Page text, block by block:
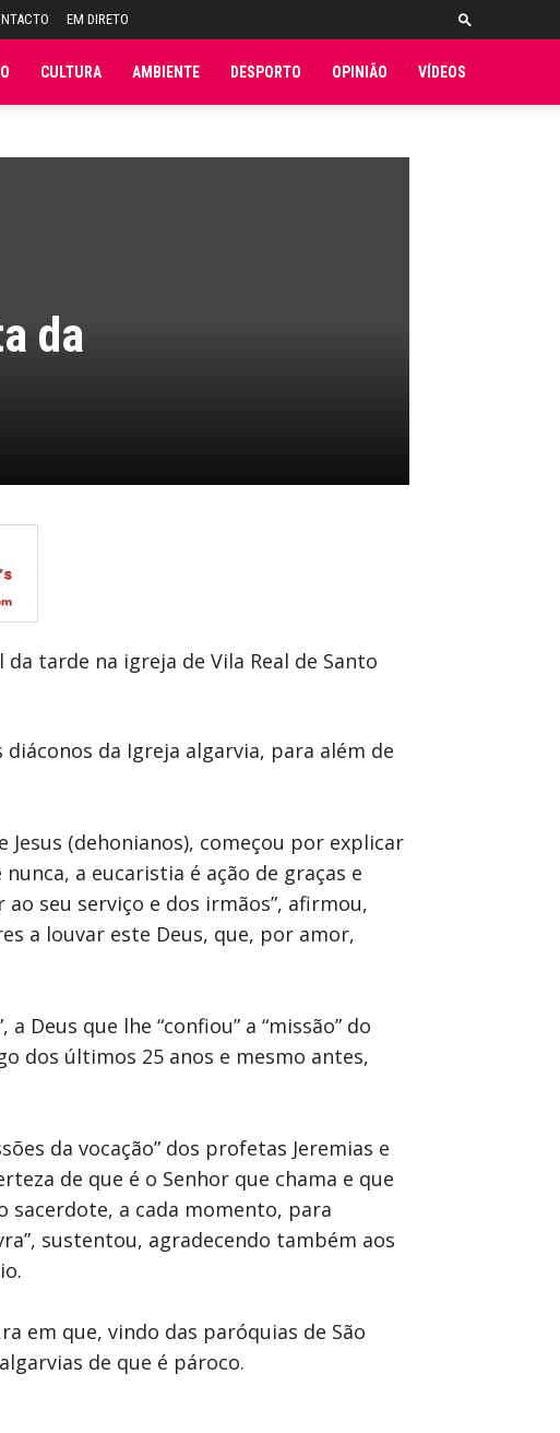
EM DIRETO
CULTURA AMBIENTE DESPORTO OPINIÃO VÍDEOS
da
tarde na igreja de Vila Real de Santo
da Igreja algarvia, para além de
Jesus (dehonianos), começou por explicar
a eucaristia é ação de graças e
seu serviço e dos irmãos”, afirmou,
a louvar este Deus, que, por amor,
Deus que lhe “confiou” a “missão” do
dos últimos 25 anos e mesmo antes,
da vocação” dos profetas Jeremias e
de que é o Senhor que chama e que
sacerdote, a cada momento, para
sustentou, agradecendo também aos
em que, vindo das paróquias de São
de que é pároco.